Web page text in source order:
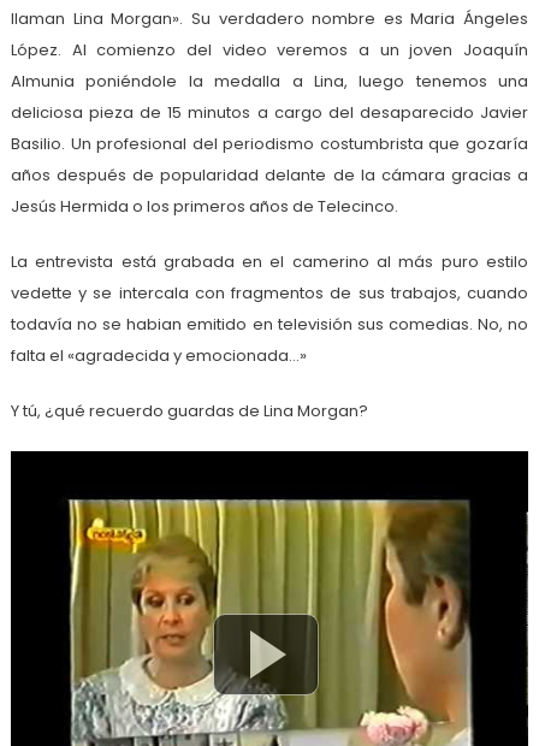
llaman Lina Morgan». Su verdadero nombre es Maria Ángeles
López. Al comienzo del video veremos a un joven Joaquín
Almunia poniéndole la medalla a Lina, luego tenemos una
deliciosa pieza de 15 minutos a cargo del desaparecido Javier
Basilio. Un profesional del periodismo costumbrista que gozaría
años después de popularidad delante de la cámara gracias a
Jesús Hermida o los primeros años de Telecinco.
La entrevista está grabada en el camerino al más puro estilo
vedette y se intercala con fragmentos de sus trabajos, cuando
todavía no se habian emitido en televisión sus comedias. No, no
falta el «agradecida y emocionada…»
Y tú, ¿qué recuerdo guardas de Lina Morgan?